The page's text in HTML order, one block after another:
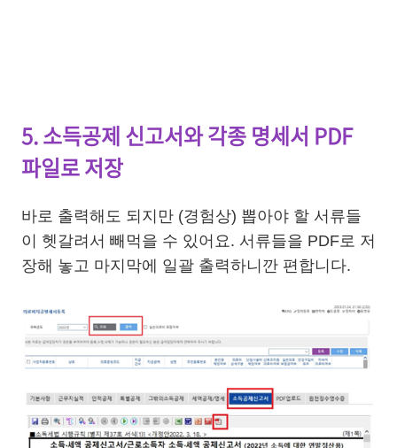
5. 소득공제 신고서와 각종 명세서 PDF
파일로 저장
바로 출력해도 되지만 (경험상) 뽑아야 할 서류들
이 헷갈려서 빼먹을 수 있어요. 서류들을 PDF로 저
장해 놓고 마지막에 일괄 출력하니깐 편합니다.